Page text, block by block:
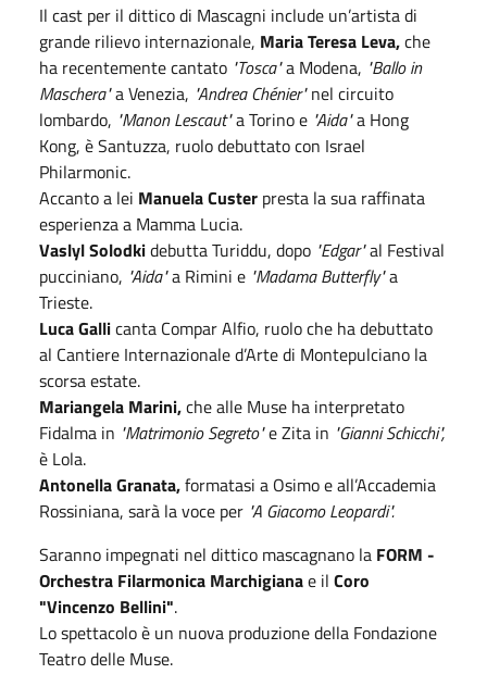
Il cast per il dittico di Mascagni include un’artista di
grande rilievo internazionale, Maria Teresa Leva,che
ha recentemente cantato "Tosca"a Modena, "Ballo in
Maschera"a Venezia, "Andrea Chénier"nel circuito
lombardo, "Manon Lescaut"a Torino e "Aida"a Hong
Kong, è Santuzza, ruolo debuttato con Israel
Philarmonic.
Accanto a lei Manuela Custer presta la sua raffinata
esperienza a Mamma Lucia.
Vaslyl Solodkidebutta Turiddu, dopo "Edgar"al Festival
pucciniano, "Aida"a Rimini e "Madama Butterfly"a
Trieste.
Luca Gallicanta Compar Alfio, ruolo che ha debuttato
al Cantiere Internazionale d’Arte di Montepulciano la
scorsa estate.
Mariangela Marini,che alle Muse ha interpretato
Fidalma in "Matrimonio Segreto"e Zita in "Gianni Schicchi",
è Lola.
Antonella Granata,formatasi a Osimo e all’Accademia
Rossiniana, sarà la voce per "A Giacomo Leopardi".
Saranno impegnati nel dittico mascagnano la FORM -
Orchestra Filarmonica Marchigianae il Coro
"Vincenzo Bellini".
Lo spettacolo è un nuova produzione della Fondazione
Teatro delle Muse.